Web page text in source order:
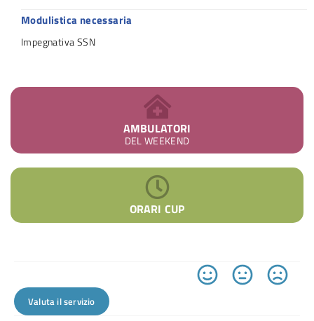
Modulistica necessaria
Impegnativa SSN
AMBULATORI
DEL WEEKEND
ORARI CUP
Valuta il servizio